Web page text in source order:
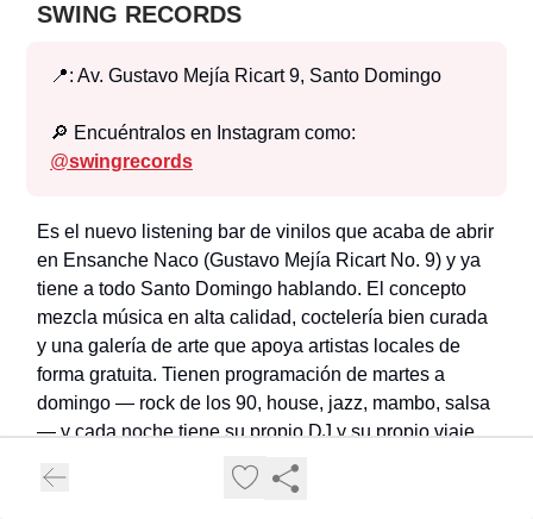
SWING RECORDS
📍: Av. Gustavo Mejía Ricart 9, Santo Domingo
🔎 Encuéntralos en Instagram como:
@swingrecords
Es el nuevo listening bar de vinilos que acaba de abrir
en Ensanche Naco (Gustavo Mejía Ricart No. 9) y ya
tiene a todo Santo Domingo hablando. El concepto
mezcla música en alta calidad, coctelería bien curada
y una galería de arte que apoya artistas locales de
forma gratuita. Tienen programación de martes a
domingo — rock de los 90, house, jazz, mambo, salsa
— y cada noche tiene su propio DJ y su propio viaje.
Un spot diferente de verdad.